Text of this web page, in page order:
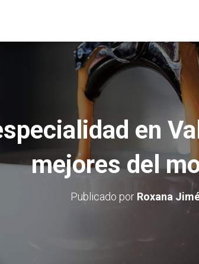
en
mejores del
Publicado por Roxana